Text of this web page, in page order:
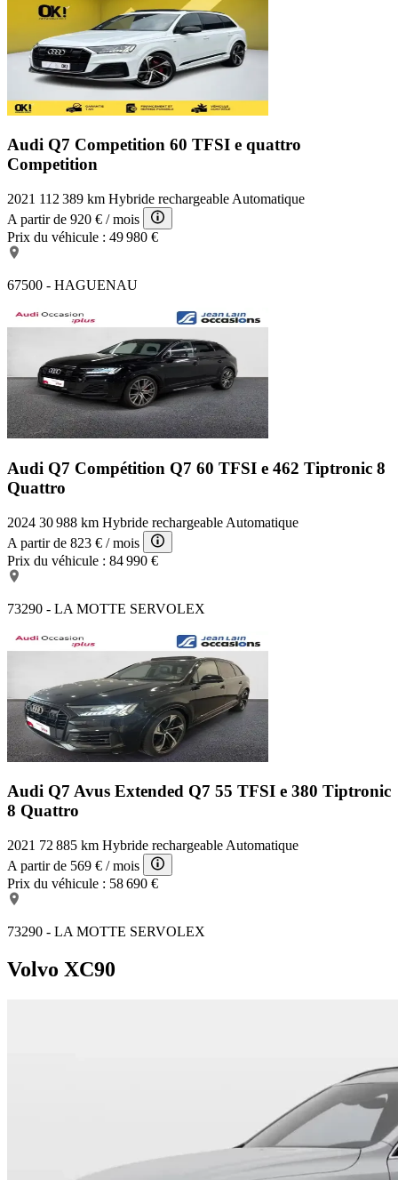
Audi Q7 Competition 60 TFSI e quattro
Competition
2021 112 389 km Hybride rechargeable Automatique
A partir de 920 € / mois
Prix du véhicule : 49 980 €
67500 - HAGUENAU
Audi Q7 Compétition Q7 60 TFSI e 462 Tiptronic 8
Quattro
2024 30 988 km Hybride rechargeable Automatique
A partir de 823 € / mois
Prix du véhicule : 84 990 €
73290 - LA MOTTE SERVOLEX
Audi Q7 Avus Extended Q7 55 TFSI e 380 Tiptronic
8 Quattro
2021 72 885 km Hybride rechargeable Automatique
A partir de 569 € / mois
Prix du véhicule : 58 690 €
73290 - LA MOTTE SERVOLEX
Volvo XC90